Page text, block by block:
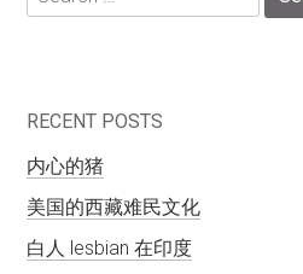
for:
RECENT POSTS
内心的猪
美国的西藏难民文化
白人 lesbian 在印度